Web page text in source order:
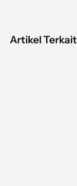
Artikel Terkait